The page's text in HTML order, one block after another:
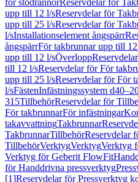
för stödrännorReservdelar för
upp till 12 l/sReservdelar för
upp till 25 l/sReservdelar för
l/sInstallationselement ångspärr
ångspärrFör takbrunnar upp till
upp till 12 l/sÖverlopp
till 12 l/sReservdelar för För
upp till 25 l/sReservdelar för För
l/sFästenInfästningssystem
315TillbehörReservdelar för
För takbrunnarFör infästningar
takavvattningTakbrunnar
TakbrunnarTillbehörReservdelar
TillbehörVerktygVerktygVerktyg
Verktyg för Geberit FlowFit
för Handdrivna pressverktyg
[1]Reservdelar för Pressverktyg